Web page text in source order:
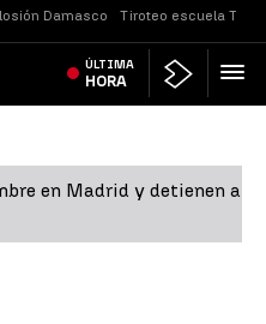
Damasco Tiroteo escuela
ÚLTIMA
HORA
en Madrid y detienen a